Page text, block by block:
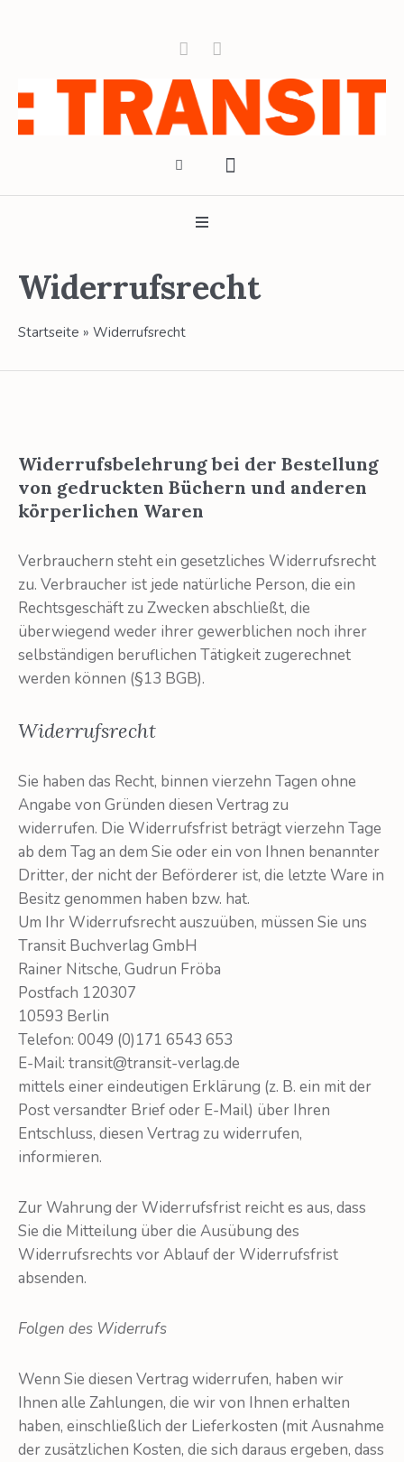
Widerrufsrecht
Startseite » Widerrufsrecht
Widerrufsbelehrung bei der Bestellung
von gedruckten Büchern und anderen
körperlichen Waren
Verbrauchern steht ein gesetzliches Widerrufsrecht
zu. Verbraucher ist jede natürliche Per­son, die ein
Rechtsgeschäft zu Zwecken abschließt, die
überwiegend weder ihrer gewerb­lichen noch ihrer
selbständigen beruflichen Tätigkeit zugerechnet
werden können (§13 BGB).
Widerrufsrecht
Sie haben das Recht, binnen vierzehn Tagen ohne
Angabe von Gründen diesen Ver­trag zu
widerrufen. Die Widerrufsfrist beträgt vierzehn Tage
ab dem Tag an dem Sie oder ein von Ihnen benannter
Dritter, der nicht der Beförderer ist, die letzte Ware in
Besitz genommen haben bzw. hat.
Um Ihr Widerrufsrecht auszuüben, müssen Sie uns
Transit Buchverlag GmbH
Rainer Nitsche, Gudrun Fröba
Postfach 120307
10593 Berlin
Telefon: 0049 (0)171 6543 653
E-Mail: transit@transit-verlag.de
mittels einer eindeutigen Erklärung (z. B. ein mit der
Post versandter Brief oder E-Mail) über Ihren
Entschluss, diesen Vertrag zu widerrufen,
informieren.
Zur Wahrung der Widerrufsfrist reicht es aus, dass
Sie die Mitteilung über die Aus­übung des
Widerrufsrechts vor Ablauf der Widerrufsfrist
absenden.
Folgen des Widerrufs
Wenn Sie diesen Vertrag widerrufen, haben wir
Ihnen alle Zahlungen, die wir von Ihnen erhalten
haben, einschließlich der Lieferkosten (mit Ausnahme
der zusätzlichen Kosten, die sich daraus ergeben, dass